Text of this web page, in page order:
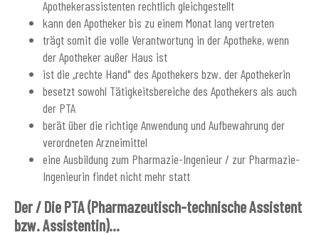
Apothekerassistenten rechtlich gleichgestellt
kann den Apotheker bis zu einem Monat lang vertreten
trägt somit die volle Verantwortung in der Apotheke, wenn
der Apotheker außer Haus ist
ist die „rechte Hand" des Apothekers bzw. der Apothekerin
besetzt sowohl Tätigkeitsbereiche des Apothekers als auch
der PTA
berät über die richtige Anwendung und Aufbewahrung der
verordneten Arzneimittel
eine Ausbildung zum Pharmazie-Ingenieur / zur Pharmazie-
Ingenieurin findet nicht mehr statt
Der / Die PTA (Pharmazeutisch-technische Assistent
bzw. Assistentin)...